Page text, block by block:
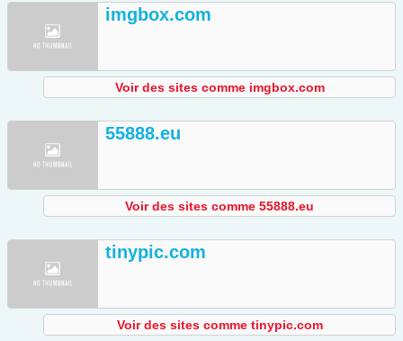
imgbox.com
Voir des sites comme imgbox.com
55888.eu
Voir des sites comme 55888.eu
tinypic.com
Voir des sites comme tinypic.com